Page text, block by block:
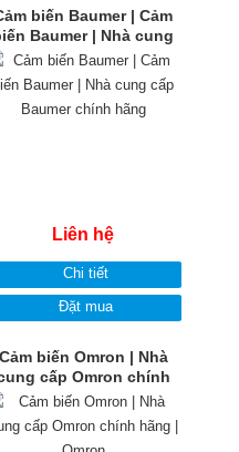
biến Baumer | Cảm
Baumer | Nhà cung
Baumer chính hãng
Liên hệ
Chi tiết
Đặt mua
Cảm biến Omron | Nhà
cấp Omron chính
hãng | Omron